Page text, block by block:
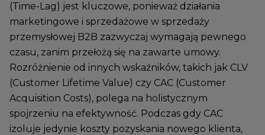
(Time-Lag) jest kluczowe, ponieważ działania
marketingowe i sprzedażowe w sprzedaży
przemysłowej B2B zazwyczaj wymagają pewnego
czasu, zanim przełożą się na zawarte umowy.
Rozróżnienie od innych wskaźników, takich jak CLV
(Customer Lifetime Value) czy CAC (Customer
Acquisition Costs), polega na holistycznym
spojrzeniu na efektywność. Podczas gdy CAC
izoluje jedynie koszty pozyskania nowego klienta,